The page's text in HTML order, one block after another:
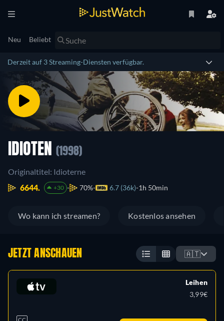
Neu Beliebt
Derzeit auf 3 Streaming-Diensten verfügbar.
IDIOTEN (1998)
Originaltitel: Idioterne
6644.
+30 70% 6.7 (36k) 1h 50min
Wo kann ich streamen? Kostenlos ansehen
JETZT ANSCHAUEN 🇦🇹
Leihen
3,99€